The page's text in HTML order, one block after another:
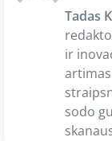
Tadas
ir
sodo